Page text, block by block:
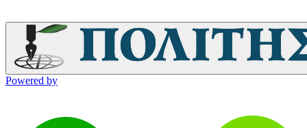
Powered by